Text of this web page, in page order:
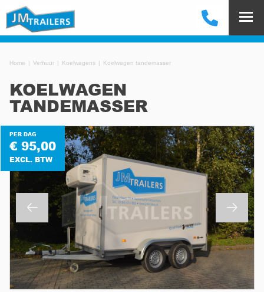
Home Verhuur Koelwagens Koelwagen tandemasser
KOELWAGEN
TANDEMASSER
PER DAG
€ 95,00
EXCL. BTW